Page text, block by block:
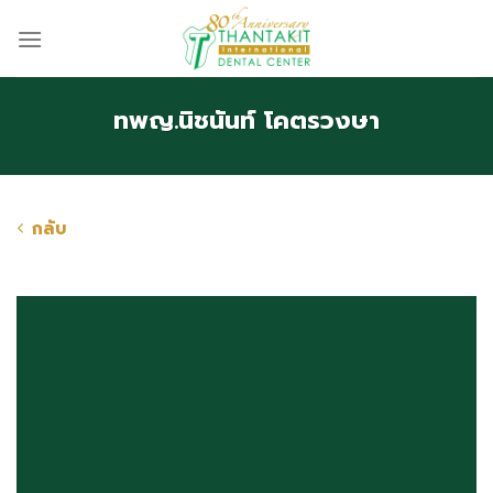
ทพญ.นิชนันท์ โคตรวงษา
กลับ